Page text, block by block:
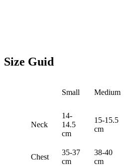
Size Guid
Small Medium
Neck
14-
14.5
cm
15-15.5
cm
Chest
35-37
cm
38-40
cm